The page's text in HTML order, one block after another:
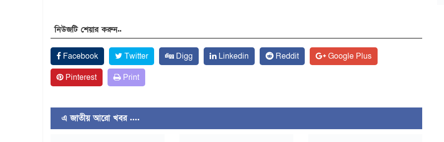
নিউজটি শেয়ার করুন..
Facebook Twitter Digg Linkedin Reddit
Google Plus
Pinterest
Print
এ জাতীয় আরো খবর ....